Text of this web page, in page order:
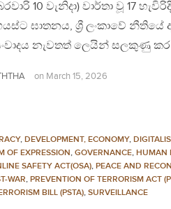
10 වැනිදා) වාර්තා වූ 17
ඝාතනය, ශ්‍රී ලංකාවේ
නැවතත් ලෙයින් සලකුණු
on March 15, 2026
, DEVELOPMENT, ECONOMY,
OF EXPRESSION, GOVERNANCE, HUMAN
SAFETY ACT(OSA), PEACE AND
WAR, PREVENTION OF TERRORISM ACT
BILL (PSTA), SURVEILLANCE